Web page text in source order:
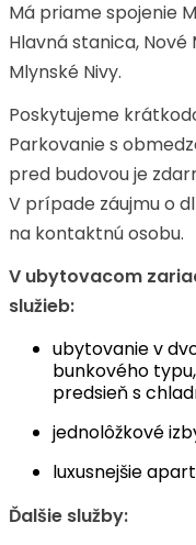
Má priame spojenie
Hlavná stanica,
Mlynské Nivy.
Poskytujeme
Parkovanie s
pred budovou je
V prípade záujmu o
na kontaktnú osobu.
V ubytovacom
služieb:
ubytovanie v
bunkového
predsieň s
jednolôžkové
luxusnejšie
Ďalšie služby: